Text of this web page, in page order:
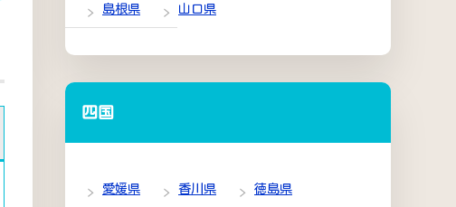
島根県 山口県
四国
愛媛県 香川県 徳島県